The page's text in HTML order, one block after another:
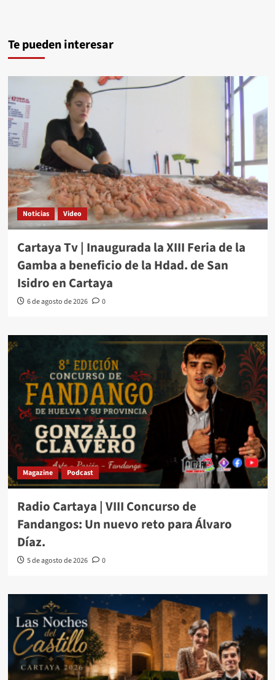
Te pueden interesar
Noticias Video
Cartaya Tv | Inaugurada la XIII Feria de la
Gamba a beneficio de la Hdad. de San
Isidro en Cartaya
6 de agosto de 2026 0
Magazine Podcast
Radio Cartaya | VIII Concurso de
Fandangos: Un nuevo reto para Álvaro
Díaz.
5 de agosto de 2026 0